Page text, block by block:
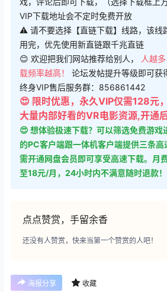
VIP下载地址会不定时免费开放
⚠ 请不要选择【直链下载】线路，该线
用完，优先使用新直链跟千兆直链
😊 欢迎把我们网站推荐给别人，
人越
载频率越高！ 论坛发帖提升等级即可获
终身VIP售后服务群：856861442
😍 限时优惠，永久VIP仅需128元
大量内部好看的VR电影资源,开通
😍 想体验极速下载？可以筛选免费游戏
的PC客户端跟一体机客户端提供三条
需开通网盘会员即可享受高速下载。月
至18元/月，24小时内不满意随时退款！
点点赞赏，手留余香
还没有人赞赏，快来当第一个赞赏的人吧！
海报分享 收藏